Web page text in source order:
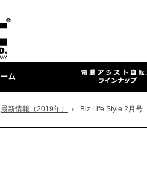
最新情報（2019年） Biz Life Style 2月号